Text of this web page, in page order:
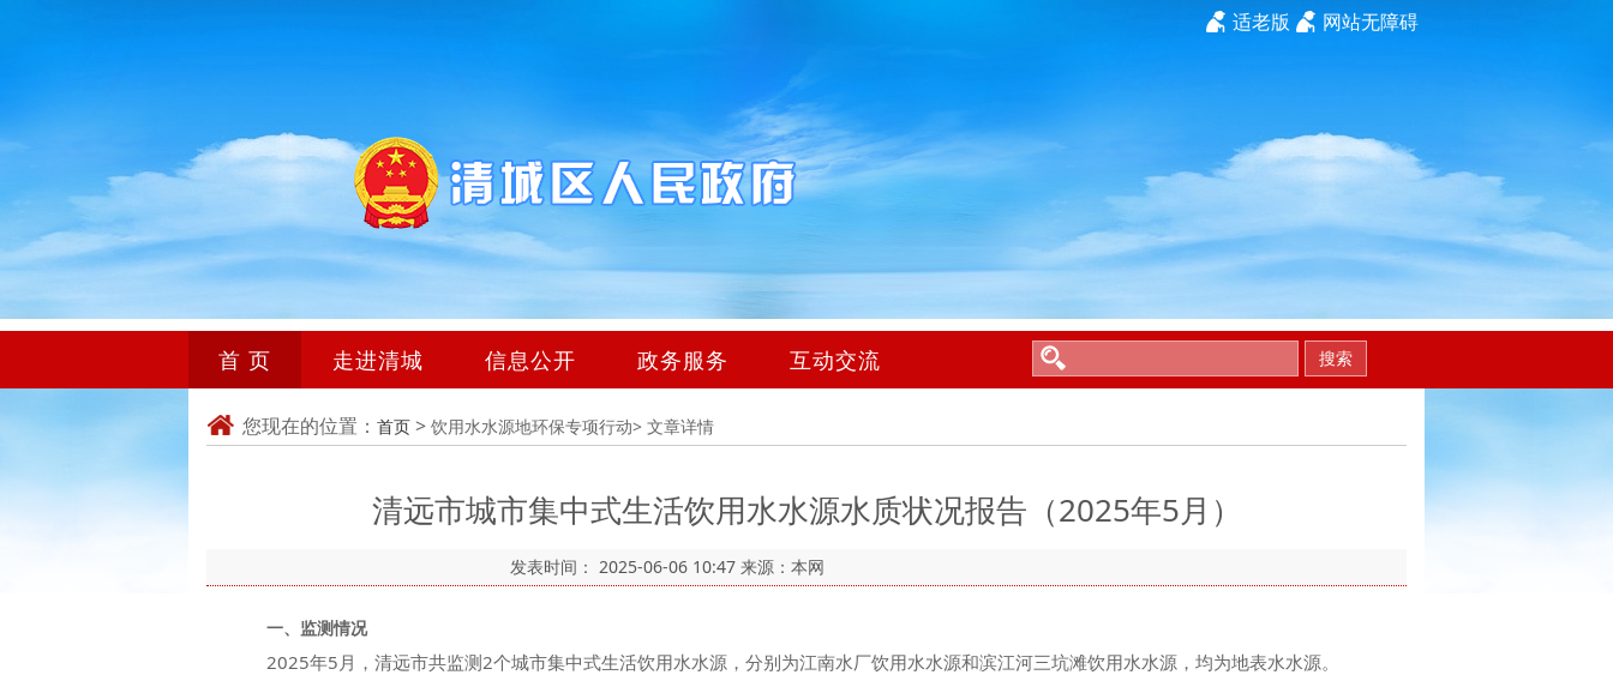
网站无障碍
适老版
首 页 走进清城 信息公开 政务服务 互动交流 搜索
您现在的位置： 首页 > 饮用水水源地环保专项行动> 文章详情
清远市城市集中式生活饮用水水源水质状况报告（2025年5月）
发表时间： 2025-06-06 10:47 来源：本网
一、监测情况
2025年5月，清远市共监测2个城市集中式生活饮用水水源，分别为江南水厂饮用水水源和滨江河三坑滩饮用水水源，均为地表水水源。